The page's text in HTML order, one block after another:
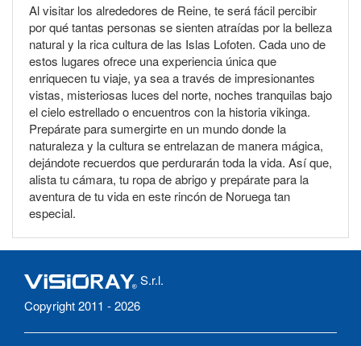
Al visitar los alrededores de Reine, te será fácil percibir
por qué tantas personas se sienten atraídas por la belleza
natural y la rica cultura de las Islas Lofoten. Cada uno de
estos lugares ofrece una experiencia única que
enriquecen tu viaje, ya sea a través de impresionantes
vistas, misteriosas luces del norte, noches tranquilas bajo
el cielo estrellado o encuentros con la historia vikinga.
Prepárate para sumergirte en un mundo donde la
naturaleza y la cultura se entrelazan de manera mágica,
dejándote recuerdos que perdurarán toda la vida. Así que,
alista tu cámara, tu ropa de abrigo y prepárate para la
aventura de tu vida en este rincón de Noruega tan
especial.
S.r.l.
Copyright 2011 - 2026